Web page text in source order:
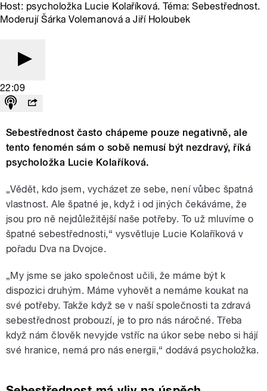
Host: psycholožka Lucie Kolaříková. Téma: Sebestřednost.
Moderují Šárka Volemanová a Jiří Holoubek
22:09
Sebestřednost často chápeme pouze negativně, ale
tento fenomén sám o sobě nemusí být nezdravý, říká
psycholožka Lucie Kolaříková.
„Vědět, kdo jsem, vycházet ze sebe, není vůbec špatná
vlastnost. Ale špatné je, když i od jiných čekáváme, že
jsou pro ně nejdůležitější naše potřeby. To už mluvíme o
špatné sebestřednosti,“ vysvětluje Lucie Kolaříková v
pořadu Dva na Dvojce.
„My jsme se jako společnost učili, že máme být k
dispozici druhým. Máme vyhovět a nemáme koukat na
své potřeby. Takže když se v naší společnosti ta zdravá
sebestřednost probouzí, je to pro nás náročné. Třeba
když nám člověk nevyjde vstříc na úkor sebe nebo si hájí
své hranice, nemá pro nás energii,“ dodává psycholožka.